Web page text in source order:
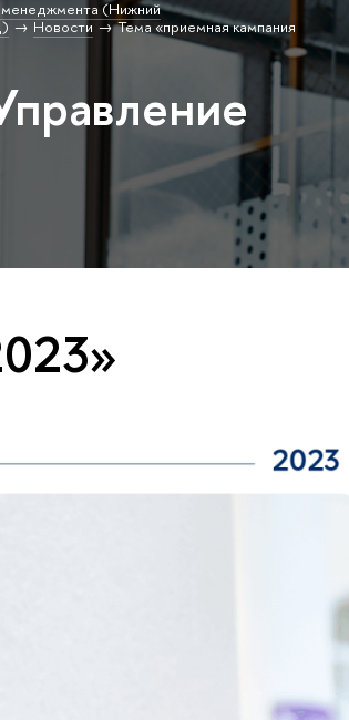
менеджмента (Нижний
Новости Тема «приемная кампания